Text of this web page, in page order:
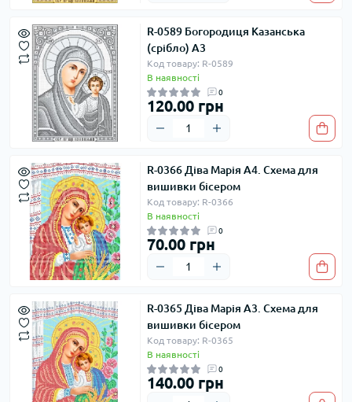
R-0589 Богородиця Казанська
(срібло) А3
Код товару: R-0589
В наявності
0
120.00 грн
R-0366 Діва Марія А4. Схема для
вишивки бісером
Код товару: R-0366
В наявності
0
70.00 грн
R-0365 Діва Марія А3. Схема для
вишивки бісером
Код товару: R-0365
В наявності
0
140.00 грн